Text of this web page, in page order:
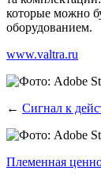
кото­рые мож­но
оборудованием.
www.valtra.ru
← Сигнал к
Племенная